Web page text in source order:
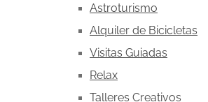
Astroturismo
Alquiler de Bicicletas
Visitas Guiadas
Relax
Talleres Creativos